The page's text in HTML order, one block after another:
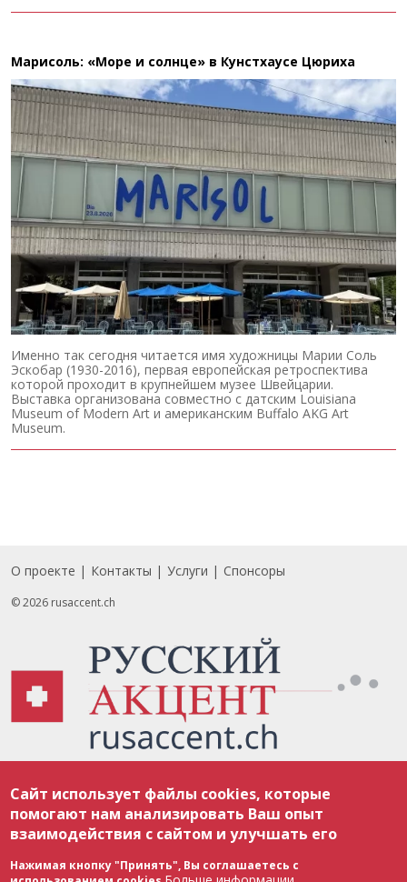
Марисоль: «Море и солнце» в Кунстхаусе Цюриха
Именно так сегодня читается имя художницы Марии Соль
Эскобар (1930-2016), первая европейская ретроспектива
которой проходит в крупнейшем музее Швейцарии.
Выставка организована совместно с датским Louisiana
Museum of Modern Art и американским Buffalo AKG Art
Museum.
Footer
О проекте Контакты Услуги Спонсоры
© 2026 rusaccent.ch
соответствии с законодательством Швейцарии об авторском праве и
международными соглашениями. Полное или частичное использование
материалов возможно только с разрешения редакции. В случае полного
или частичного воспроизведения материалов сайта rusaccent.ch,
ОБЯЗАТЕЛЬНА АКТИВНАЯ ГИПЕРССЫЛКА на конкретный заимствованный
текст. Фотоизображения, размещенные редакцией rusaccent.ch, являются
ее исключительной собственностью. Полное или частичное
Сайт использует файлы cookies, которые
помогают нам анализировать Ваш опыт
взаимодействия с сайтом и улучшать его
Нажимая кнопку "Принять", Вы соглашаетесь с